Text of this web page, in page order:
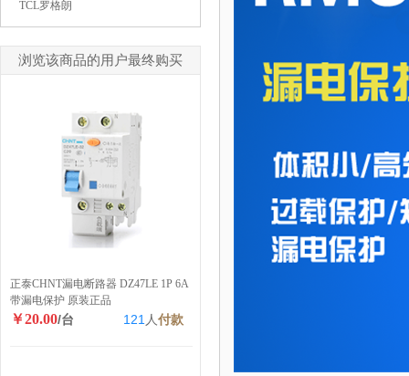
TCL罗格朗
浏览该商品的用户最终购买
正泰CHNT漏电断路器 DZ47LE 1P 6A
带漏电保护 原装正品
￥20.00/台 121 人付款